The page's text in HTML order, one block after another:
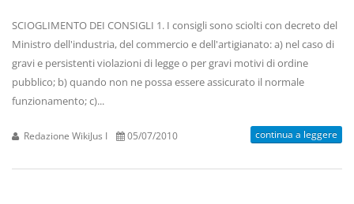
SCIOGLIMENTO DEI CONSIGLI 1. I consigli sono sciolti con decreto del
Ministro dell'industria, del commercio e dell'artigianato: a) nel caso di
gravi e persistenti violazioni di legge o per gravi motivi di ordine
pubblico; b) quando non ne possa essere assicurato il normale
funzionamento; c)...
Redazione WikiJus I 05/07/2010 continua a leggere